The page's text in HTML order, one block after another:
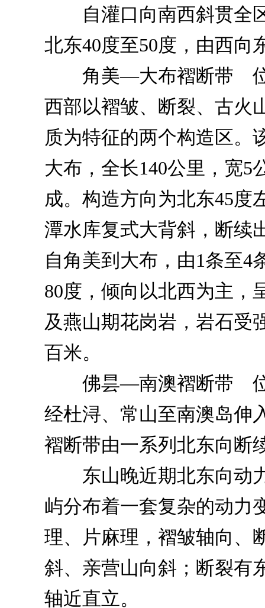
自灌口向南西斜贯全区
北东40度至50度，由西向
角美—大布褶断带 位
西部以褶皱、断裂、古火
质为特征的两个构造区。
大布，全长140公里，宽5
成。构造方向为北东45
潭水库复式大背斜，断续
自角美到大布，由1条至4
80度，倾向以北西为主，
及燕山期花岗岩，岩石受
百米。
佛昙—南澳褶断带 位
经杜浔、常山至南澳岛伸
褶断带由一系列北东向断
东山晚近期北东向动
屿分布着一套复杂的动力
理、片麻理，褶皱轴向、
斜、亲营山向斜；断裂有
轴近直立。